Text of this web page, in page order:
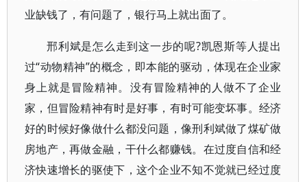
业缺钱了，有问题了，银行马上就出面了。
邢利斌是怎么走到这一步的呢?凯恩斯等人提出
过“动物精神”的概念，即本能的驱动，体现在企业家
身上就是冒险精神。没有冒险精神的人做不了企业
家，但冒险精神有时是好事，有时可能变坏事。经济
好的时候好像做什么都没问题，像刑利斌做了煤矿做
房地产，再做金融，干什么都赚钱。在过度自信和经
济快速增长的驱使下，这个企业不知不觉就已经过度